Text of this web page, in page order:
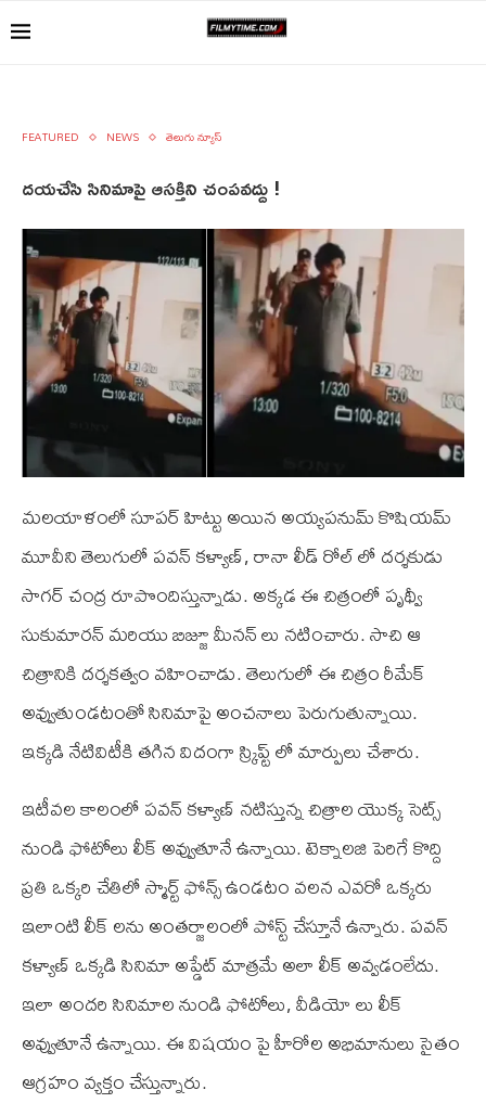
FEATURED NEWS తెలుగు న్యూస్
దయచేసి సినిమాపై ఆసక్తిని చంపవద్దు !
మలయాళంలో సూపర్ హిట్టు అయిన అయ్యపనుమ్ కొషియమ్
మూవీని తెలుగులో పవన్ కళ్యాణ్, రానా లీడ్ రోల్ లో దర్శకుడు
సాగర్ చంద్ర రూపొందిస్తున్నాడు. అక్కడ ఈ చిత్రంలో పృథ్వీ
సుకుమారన్ మరియు బిజ్జూ మీనన్ లు నటించారు. సాచి ఆ
చిత్రానికి దర్శకత్వం వహించాడు. తెలుగులో ఈ చిత్రం రీమేక్
అవ్వుతుండటంతో సినిమాపై అంచనాలు పెరుగుతున్నాయి.
ఇక్కడి నేటివిటీకి తగిన విదంగా స్క్రిప్ట్ లో మార్పులు చేశారు.
ఇటీవల కాలంలో పవన్ కళ్యాణ్ నటిస్తున్న చిత్రాల యొక్క సెట్స్
నుండి ఫోటోలు లీక్ అవ్వుతూనే ఉన్నాయి. టెక్నాలజి పెరిగే కొద్ది
ప్రతి ఒక్కరి చేతిలో స్మార్ట్ ఫోన్స్ ఉండటం వలన ఎవరో ఒక్కరు
ఇలాంటి లీక్ లను అంతర్జాలంలో పోస్ట్ చేస్తూనే ఉన్నారు. పవన్
కళ్యాణ్ ఒక్కడి సినిమా అప్డేట్ మాత్రమే అలా లీక్ అవ్వడంలేదు.
ఇలా అందరి సినిమాల నుండి ఫోటోలు, వీడియో లు లీక్
అవ్వుతూనే ఉన్నాయి. ఈ విషయం పై హీరోల అభిమానులు సైతం
ఆగ్రహం వ్యక్తం చేస్తున్నారు.